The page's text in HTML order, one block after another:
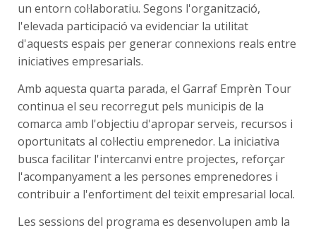
un entorn col·laboratiu. Segons l'organització,
l'elevada participació va evidenciar la utilitat
d'aquests espais per generar connexions reals entre
iniciatives empresarials.
Amb aquesta quarta parada, el Garraf Emprèn Tour
continua el seu recorregut pels municipis de la
comarca amb l'objectiu d'apropar serveis, recursos i
oportunitats al col·lectiu emprenedor. La iniciativa
busca facilitar l'intercanvi entre projectes, reforçar
l'acompanyament a les persones emprenedores i
contribuir a l'enfortiment del teixit empresarial local.
Les sessions del programa es desenvolupen amb la